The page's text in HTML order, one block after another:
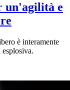
un'agilità e
è interamente
esplosiva.